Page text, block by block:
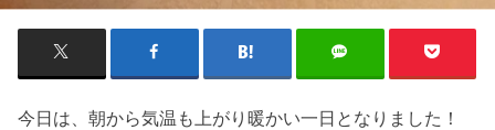
今日は、朝から気温も上がり暖かい一日となりました！